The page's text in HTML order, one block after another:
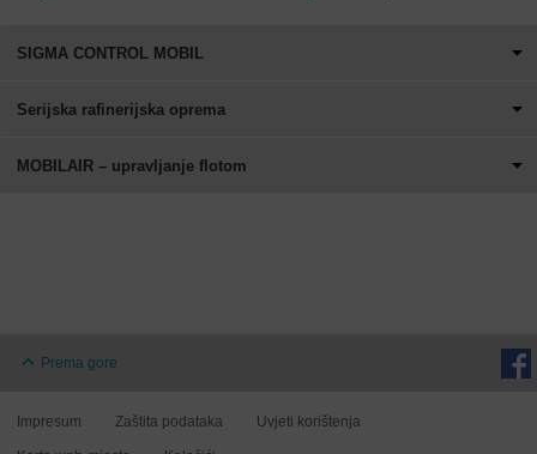
SIGMA CONTROL MOBIL
Serijska rafinerijska oprema
MOBILAIR – upravljanje flotom
Prema gore
Impresum Zaštita podataka Uvjeti korištenja